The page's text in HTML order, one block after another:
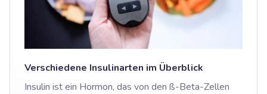
Verschiedene Insulinarten im Überblick
Insulin ist ein Hormon, das von den ß-Beta-Zellen